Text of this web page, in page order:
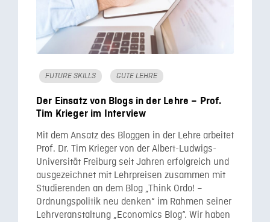
FUTURE SKILLS GUTE LEHRE
Der Einsatz von Blogs in der Lehre – Prof.
Tim Krieger im Interview
Mit dem Ansatz des Bloggen in der Lehre arbeitet
Prof. Dr. Tim Krieger von der Albert-Ludwigs-
Universität Freiburg seit Jahren erfolgreich und
ausgezeichnet mit Lehrpreisen zusammen mit
Studierenden an dem Blog „Think Ordo! –
Ordnungspolitik neu denken“ im Rahmen seiner
Lehrveranstaltung „Economics Blog“. Wir haben